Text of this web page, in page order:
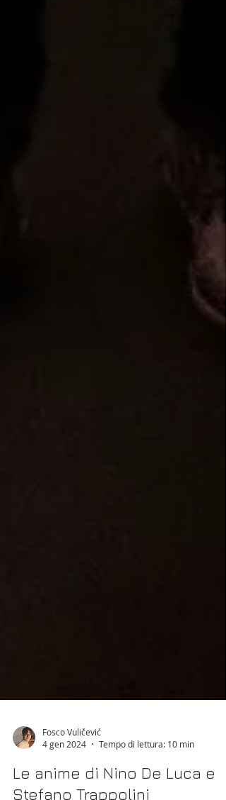
Fosco Vuličević
4 gen 2024
Tempo di lettura: 10 min